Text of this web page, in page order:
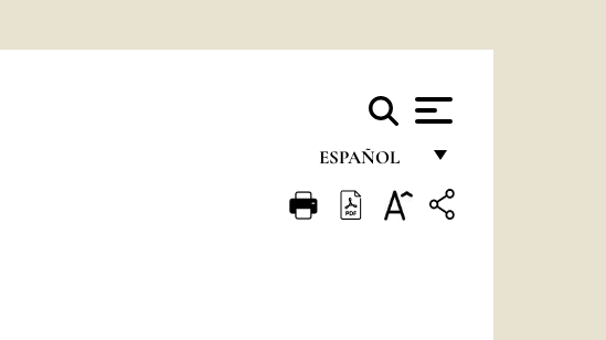
ESPAÑOL
FRANÇAIS